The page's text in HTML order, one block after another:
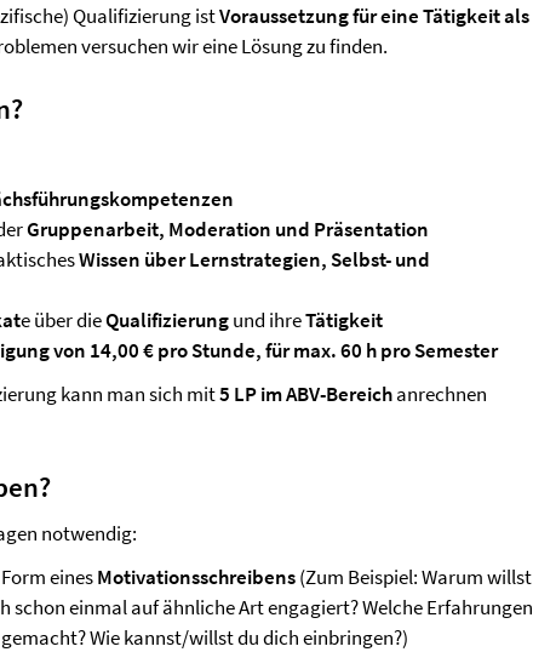
Qualifizierung istVoraussetzung für eine Tätigkeit als
versuchen wir eine Lösung zu finden.
Gruppenarbeit, Moderation und Präsentation
Wissen über Lernstrategien, Selbst- und
e über dieQualifizierungund ihreTätigkeit
von 14,00 € pro Stunde, für max. 60 h pro Semester
kann man sich mit5 LP im ABV-Bereichanrechnen
notwendig:
einesMotivationsschreibens(Zum Beispiel: Warum willst
schon einmal auf ähnliche Art engagiert? Welche Erfahrungen
Wie kannst/willst du dich einbringen?)